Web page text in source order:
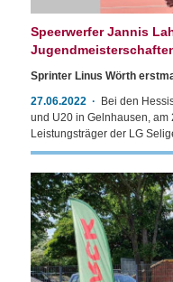
Speerwerfer Jannis
Sprinter Linus Wörth
27.06.2022
Bei den
und U20 in Gelnhausen, am
Leistungsträger der LG